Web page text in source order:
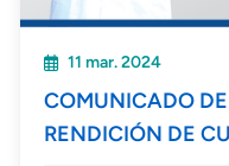
11 mar. 2024
COMUNICADO
RENDICIÓN DE